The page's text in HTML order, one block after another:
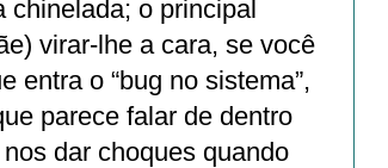
chinelada; o principal
virar-lhe a cara, se você
entra o “bug no sistema”,
parece falar de dentro
dar choques quando